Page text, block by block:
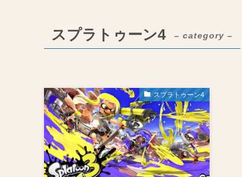
スプラトゥーン4 – category –
スプラトゥーン4